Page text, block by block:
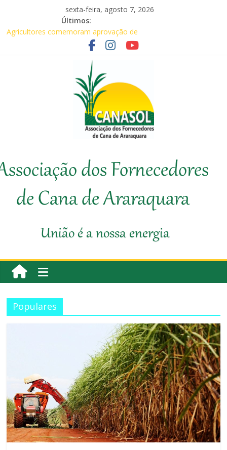
sexta-feira, agosto 7, 2026
Últimos:
Baile Junino (2026) – Canasol
Agricultores comemoram aprovação de
requerimentos de urgência para temas de
Em audiência com Secretário da
Agricultura, Feplana e Canasol mostram a
difícil situação do fornecedor de cana
Canasol marca presença na 1ª Edição do
Fator Biológico da Canaplan
Associados da Canasol participam da
Canasol
Associação
Fornecedores
dos Fornecedores
de Cana de Araraquara
União é a nossa energia
Populares